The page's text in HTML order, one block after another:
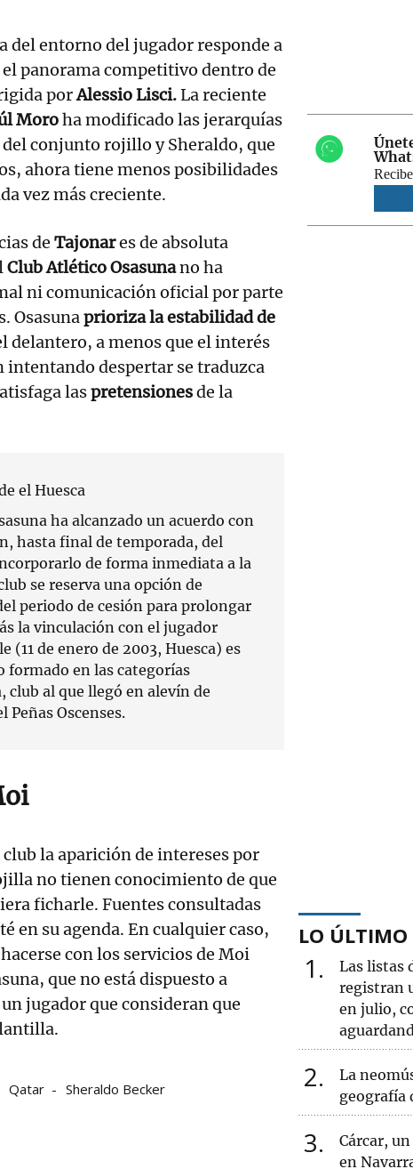
del entorno del jugador responde a
panorama competitivo dentro de
porAlessio Lisci.La reciente
Moroha modificado las jerarquías
del conjunto rojillo y Sheraldo, que
ahora tiene menos posibilidades
vez más creciente.
de Tajonares de absoluta
Club Atlético Osasunano ha
ni comunicación oficial por parte
Osasunaprioriza la estabilidad de
delantero, a menos que el interés
despertar se traduzca
laspretensionesde la
el Huesca
ha alcanzado un acuerdo con
hasta final de temporada, del
de forma inmediata a la
se reserva una opción de
periodo de cesión para prolongar
la vinculación con el jugador
(11 de enero de 2003, Huesca) es
en las categorías
club al que llegó en alevín de
Peñas Oscenses.
la aparición de intereses por
no tienen conocimiento de que
ficharle. Fuentes consultadas
en su agenda. En cualquier caso,
con los servicios de Moi
que no está dispuesto a
jugador que consideran que
Qatar Sheraldo Becker
LO ÚLTIMO
1
Las listas
registran
en julio,
2
La
geografía
3
Cárcar,
en